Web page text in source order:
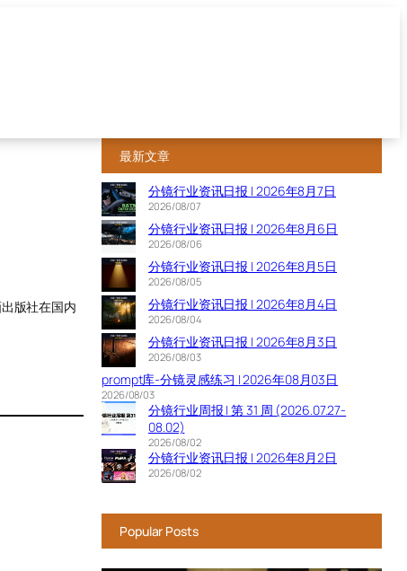
版社在国内
最新文章
分镜行业资讯日报 | 2026年8月7日
2026/08/07
分镜行业资讯日报 | 2026年8月6日
2026/08/06
分镜行业资讯日报 | 2026年8月5日
2026/08/05
分镜行业资讯日报 | 2026年8月4日
2026/08/04
分镜行业资讯日报 | 2026年8月3日
2026/08/03
prompt库-分镜灵感练习 | 2026年08月03日
2026/08/03
分镜行业周报 | 第 31 周 (2026.07.27-
08.02)
2026/08/02
分镜行业资讯日报 | 2026年8月2日
2026/08/02
Popular Posts